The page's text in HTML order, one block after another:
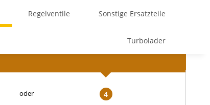
Regelventile Sonstige Ersatzteile
Turbolader
4